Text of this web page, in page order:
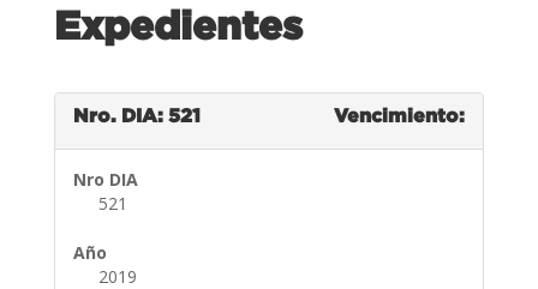
Expedientes
Nro. DIA: 521 Vencimiento:
Nro DIA
521
Año
2019